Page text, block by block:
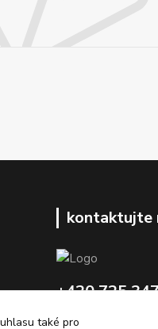
kontaktujte
+420 725
také pro